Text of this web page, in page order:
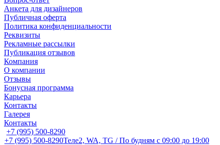
Анкета для дизайнеров
Публичная оферта
Политика конфиденциальности
Реквизиты
Рекламные рассылки
Публикация отзывов
Компания
О компании
Отзывы
Бонусная программа
Карьера
Контакты
Галерея
Контакты
+7 (995) 500-8290
+7 (995) 500-8290Теле2, WA, TG / По будням c 09:00 до 19:00